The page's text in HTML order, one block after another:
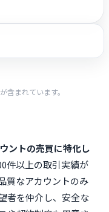
まれています。
ントの売買に特化し
件以上の取引実績が
質なアカウントのみ
者を仲介し、安全な